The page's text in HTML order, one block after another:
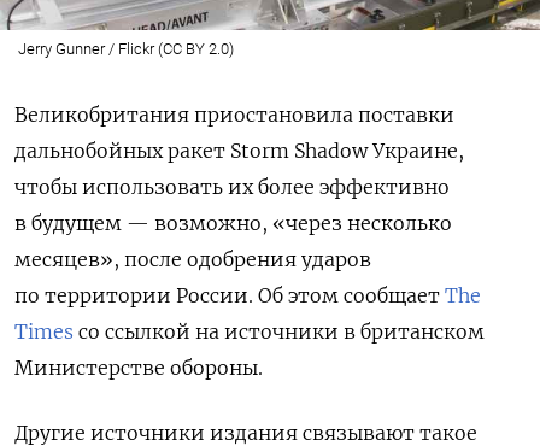
Jerry Gunner / Flickr (CC BY 2.0)
Великобритания приостановила поставки
дальнобойных ракет Storm Shadow Украине,
чтобы использовать их более эффективно
в будущем — возможно, «через несколько
месяцев», после одобрения ударов
по территории России. Об этом сообщает The
Times со ссылкой на источники в британском
Министерстве обороны.
Другие источники издания связывают такое